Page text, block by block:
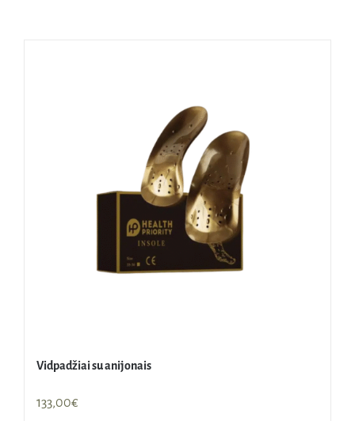
Vidpadžiai su anijonais
133,00€